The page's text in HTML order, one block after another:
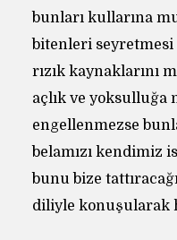
bunları kullarına
bitenleri seyretmesi
rızık kaynaklarını
açlık ve yoksulluğa
engellenmezse
belamızı kendimiz
bunu bize
diliyle konuşularak